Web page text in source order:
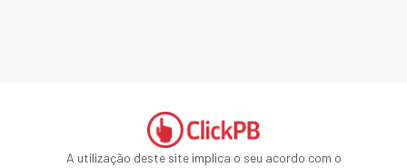
A utilização deste site implica o seu acordo com o